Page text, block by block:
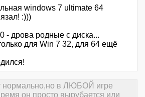
windows 7 ultimate 64
:)))
- дрова родные с диска...
для Win 7 32, для 64 ещё
нормально,но в ЛЮБОЙ игре
он просто вырубается или